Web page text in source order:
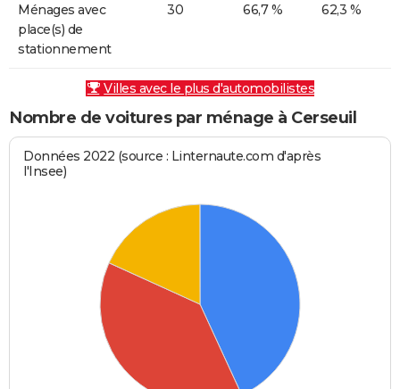
Ménages avec
place(s) de
stationnement
30 66,7 % 62,3 %
Villes avec le plus d'automobilistes
Nombre de voitures par ménage à Cerseuil
Données 2022 (source : Linternaute.com d'après
l'Insee)